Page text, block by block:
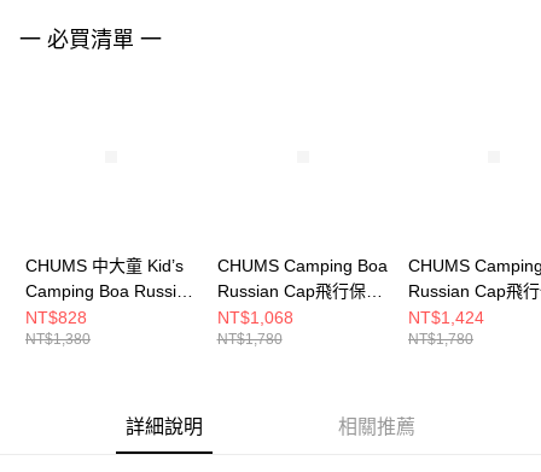
４．使用「AFTEE先享後付」時，將依據個別帳號之用戶狀況，依本公司即
一 必買清單 一
CHUMS 中大童 Kid’s
Camping Boa Russian
Cap保暖風格帽
CH251057B001
NT$828
NT$1,380
CHUMS Camping Boa
Russian Cap飛行保暖
帽 CH051351R110
NT$1,068
NT$1,780
CHUMS
Russian Cap飛
帽
NT$1,424
NT$1,780
詳細說明 相關推薦